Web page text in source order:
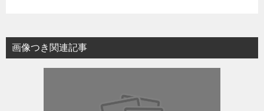
画像つき関連記事